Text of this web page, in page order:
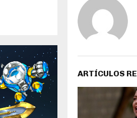
ARTÍCULOS